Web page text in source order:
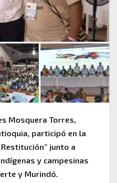
Mosquera Torres,
participó en la
junto a
y campesinas
y Murindó.